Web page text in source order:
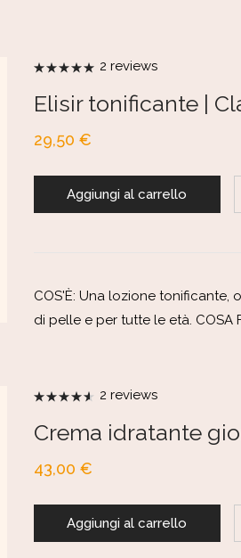
su 5
2 reviews
Elisir tonificante |
29,50 €
Aggiungi al carrello
COS'È: Una lozione tonificante,
di pelle e per tutte le età. COSA
4.50
2 reviews
Crema idratante
43,00 €
Aggiungi al carrello